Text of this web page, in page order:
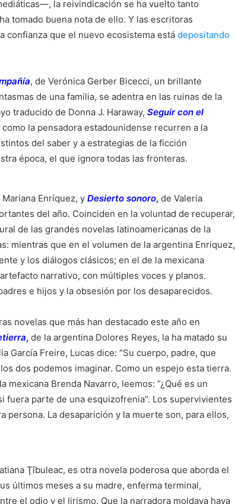
la reivindicación se ha vuelto tanto
tomado buena nota de ello. Y las escritoras
confianza que el nuevo ecosistema está depositando
, de Verónica Gerber Bicecci, un brillante
de una familia, se adentra en las ruinas de la
traducido de Donna J. Haraway, Seguir con el
la pensadora estadounidense recurren a la
del saber y a estrategias de la ficción
época, el que ignora todas las fronteras.
Mariana Enríquez, y Desierto sonoro, de Valeria
del año. Coinciden en la voluntad de recuperar,
de las grandes novelas latinoamericanas de la
mientras que en el volumen de la argentina Enriquez,
y los diálogos clásicos; en el de la mexicana
narrativo, con múltiples voces y planos.
e hijos y la obsesión por los desaparecidos.
novelas que más han destacado este año en
, de la argentina Dolores Reyes, la ha matado su
García Freire, Lucas dice: “Su cuerpo, padre, que
dos podemos imaginar. Como un espejo esta tierra.
mexicana Brenda Navarro, leemos: “¿Qué es un
fuera parte de una esquizofrenia”. Los supervivientes
persona. La desaparición y la muerte son, para ellos,
Ţîbuleac, es otra novela poderosa que aborda el
últimos meses a su madre, enferma terminal,
el odio y el lirismo. Que la narradora moldava haya